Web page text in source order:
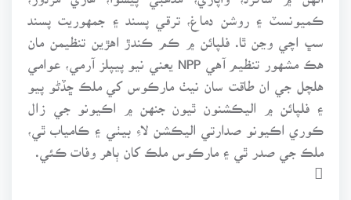
ڪميونسٽ ۽ روشن دماغ، ترقي پسند ۽ جمهوريت پسند
سڀ اچي وڃن ٿا. فلپائن ۾ ڪم ڪندڙ اهڙين تنظيمن مان
هڪ مشهور تنظيم آهي NPP يعني نيو پيپلز آرمي، عوامي
هلچل جي ان طاقت سان نيٺ مارڪوس کي ملڪ ڇڏڻو پيو
۽ فلپائن ۾ اليڪشنون ٿيون جنهن ۾ اڪيونو جي زال
ڪوري اڪيونو صدارتي اليڪشن لاءِ بيٺي ۽ ڪامياب ٿي،
ملڪ جي صدر ٿي ۽ مارڪوس ملڪ کان ٻاهر وفات ڪئي.
